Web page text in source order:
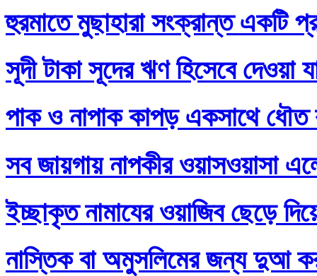
হুরমাতে মুছাহারা সংক্রান্ত একটি
সূদী টাকা সূদের ঋণ হিসেবে দেওয়া
পাক ও নাপাক কাপড় একসাথে ধৌত
সব জায়গায় নাপকীর ওয়াসওয়াসা
ইচ্ছাকৃত নামাযের ওয়াজিব ছেড়ে
নাস্তিক বা অমুসলিমের জন্য দুআ